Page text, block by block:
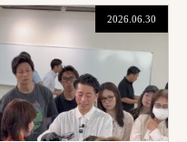
2026.06.30